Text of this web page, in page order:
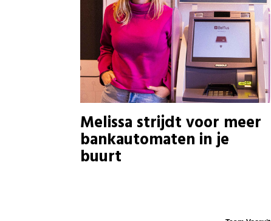
Melissa strijdt voor meer
bankautomaten in je
buurt